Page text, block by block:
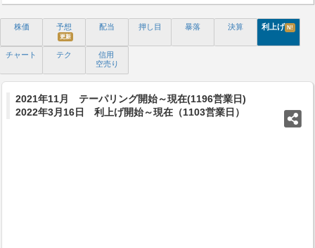
株価 予想
更新
配当 押し目 暴落 決算 利上げ N!
チャート テク
信用
空売り
2021年11月 テーパリング開始～現在(1196営業日)
2022年3月16日 利上げ開始～現在（1103営業日）